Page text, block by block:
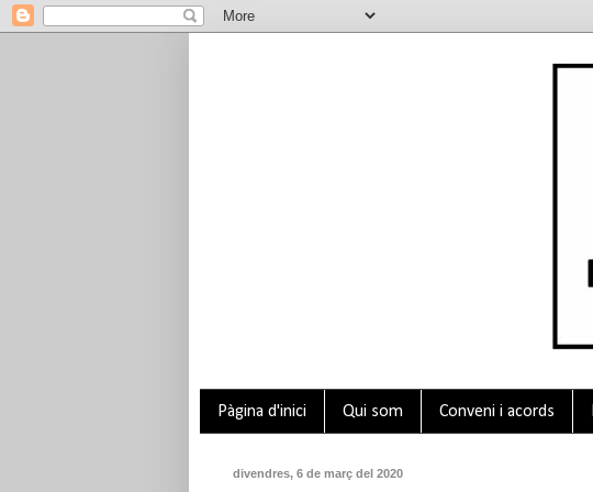
Pàgina d'inici Qui som Conveni i acords
divendres, 6 de març del 2020